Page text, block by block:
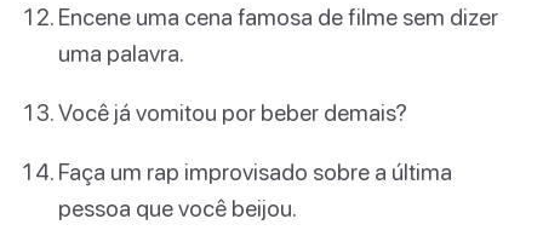
Encene uma cena famosa de filme sem dizer
uma palavra.
Você já vomitou por beber demais?
Faça um rap improvisado sobre a última
pessoa que você beijou.